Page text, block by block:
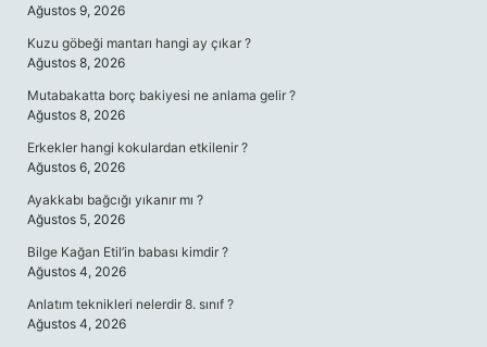
Ağustos 9, 2026
Kuzu göbeği mantarı hangi ay çıkar ?
Ağustos 8, 2026
Mutabakatta borç bakiyesi ne anlama gelir ?
Ağustos 8, 2026
Erkekler hangi kokulardan etkilenir ?
Ağustos 6, 2026
Ayakkabı bağcığı yıkanır mı ?
Ağustos 5, 2026
Bilge Kağan Etil’in babası kimdir ?
Ağustos 4, 2026
Anlatım teknikleri nelerdir 8. sınıf ?
Ağustos 4, 2026